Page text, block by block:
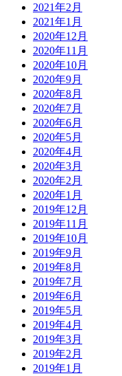
2021年2月
2021年1月
2020年12月
2020年11月
2020年10月
2020年9月
2020年8月
2020年7月
2020年6月
2020年5月
2020年4月
2020年3月
2020年2月
2020年1月
2019年12月
2019年11月
2019年10月
2019年9月
2019年8月
2019年7月
2019年6月
2019年5月
2019年4月
2019年3月
2019年2月
2019年1月